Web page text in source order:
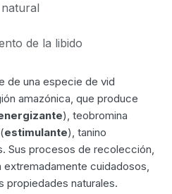
de la libido
de una especie de vid
amazónica, que produce
), teobromina
estimulante), tanino
Sus procesos de recolección,
cuidadosos,
propiedades naturales.